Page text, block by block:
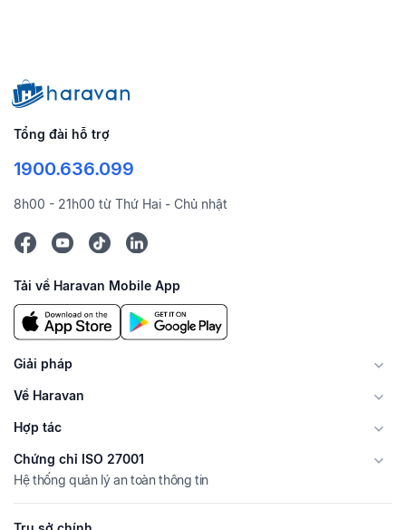
Tổng đài hỗ trợ
1900.636.099
8h00 - 21h00 từ Thứ Hai - Chủ nhật
Tải về Haravan Mobile App
Giải pháp
Về Haravan
Hợp tác
Chứng chỉ ISO 27001
Hệ thống quản lý an toàn thông tin